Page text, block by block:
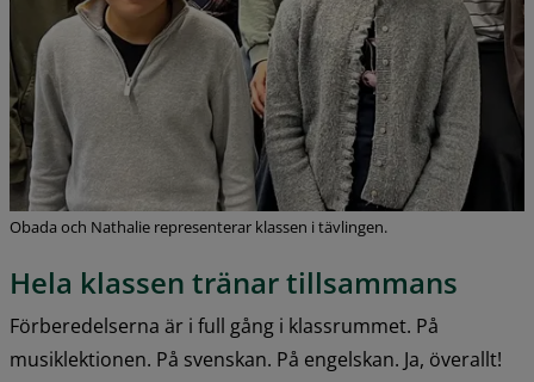
Obada och Nathalie representerar klassen i tävlingen.
Hela klassen tränar tillsammans
Förberedelserna är i full gång i klassrummet. På
musiklektionen. På svenskan. På engelskan. Ja, överallt!